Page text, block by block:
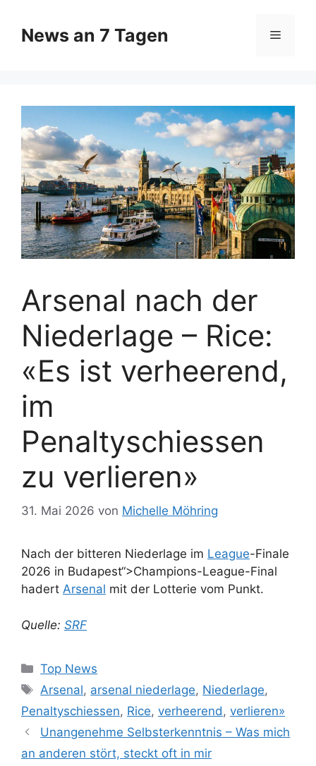
Inhalt
springen
News an 7 Tagen Menü
Arsenal nach der
Niederlage – Rice:
«Es ist verheerend,
im
Penaltyschiessen
zu verlieren»
31. Mai 2026 von Michelle Möhring
Nach der bitteren Niederlage im League-Finale
2026 in Budapest“>Champions-League-Final
hadert Arsenal mit der Lotterie vom Punkt.
Quelle: SRF
Kategorien
Top News
Schlagwörter
Arsenal, arsenal niederlage, Niederlage,
Penaltyschiessen, Rice, verheerend , verlieren»
Unangenehme Selbsterkenntnis – Was mich
an anderen stört, steckt oft in mir